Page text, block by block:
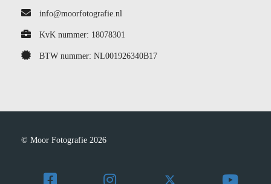
info@moorfotografie.nl
KvK nummer: 18078301
BTW nummer: NL001926340B17
© Moor Fotografie 2026